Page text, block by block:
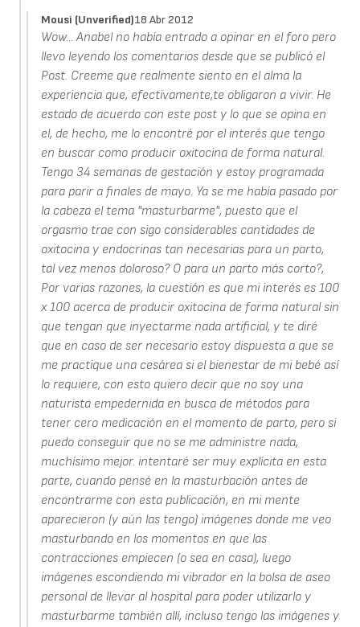
Mousi (unverified)18 Abr 2012
Wow... Anabel no había entrado a opinar en el foro pero
llevo leyendo los comentarios desde que se publicó el
Post. Creeme que realmente siento en el alma la
experiencia que, efectivamente,te obligaron a vivir. He
estado de acuerdo con este post y lo que se opina en
el, de hecho, me lo encontré por el interés que tengo
en buscar como producir oxitocina de forma natural.
Tengo 34 semanas de gestación y estoy programada
para parir a finales de mayo. Ya se me había pasado por
la cabeza el tema "masturbarme", puesto que el
orgasmo trae con sigo considerables cantidades de
oxitocina y endocrinas tan necesarias para un parto,
tal vez menos doloroso? O para un parto más corto?,
Por varias razones, la cuestión es que mi interés es 100
x 100 acerca de producir oxitocina de forma natural sin
que tengan que inyectarme nada artificial, y te diré
que en caso de ser necesario estoy dispuesta a que se
me practique una cesárea si el bienestar de mi bebé así
lo requiere, con esto quiero decir que no soy una
naturista empedernida en busca de métodos para
tener cero medicación en el momento de parto, pero si
puedo conseguir que no se me administre nada,
muchísimo mejor. intentaré ser muy explícita en esta
parte, cuando pensé en la masturbación antes de
encontrarme con esta publicación, en mi mente
aparecieron (y aún las tengo) imágenes donde me veo
masturbando en los momentos en que las
contracciones empiecen (o sea en casa), luego
imágenes escondiendo mi vibrador en la bolsa de aseo
personal de llevar al hospital para poder utilizarlo y
masturbarme también allí, incluso tengo las imágenes y